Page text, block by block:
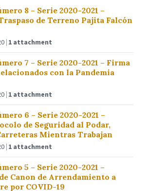
8 – Serie 2020-2021 –
de Terreno Pajita Falcón
1 attachment
7 – Serie 2020-2021 – Firma
con la Pandemia
1 attachment
6 – Serie 2020-2021 –
de Seguridad al Podar,
Mientras Trabajan
1 attachment
5 – Serie 2020-2021 –
Canon de Arrendamiento a
por COVID-19